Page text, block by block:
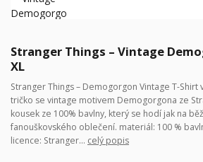
Stranger Things – Vintage
XL
Stranger Things – Demogorgon Vintage T-Shirt
tričko se vintage motivem Demogorgona ze
kousek ze 100% bavlny, který se hodí jak na
fanouškovského oblečení. materiál: 100 %
licence: Stranger... celý popis